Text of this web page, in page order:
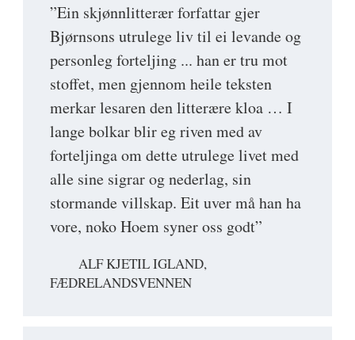
”Ein skjønnlitterær forfattar gjer
Bjørnsons utrulege liv til ei levande og
personleg forteljing ... han er tru mot
stoffet, men gjennom heile teksten
merkar lesaren den litterære kloa … I
lange bolkar blir eg riven med av
forteljinga om dette utrulege livet med
alle sine sigrar og nederlag, sin
stormande villskap. Eit uver må han ha
vore, noko Hoem syner oss godt”
ALF KJETIL IGLAND,
FÆDRELANDSVENNEN